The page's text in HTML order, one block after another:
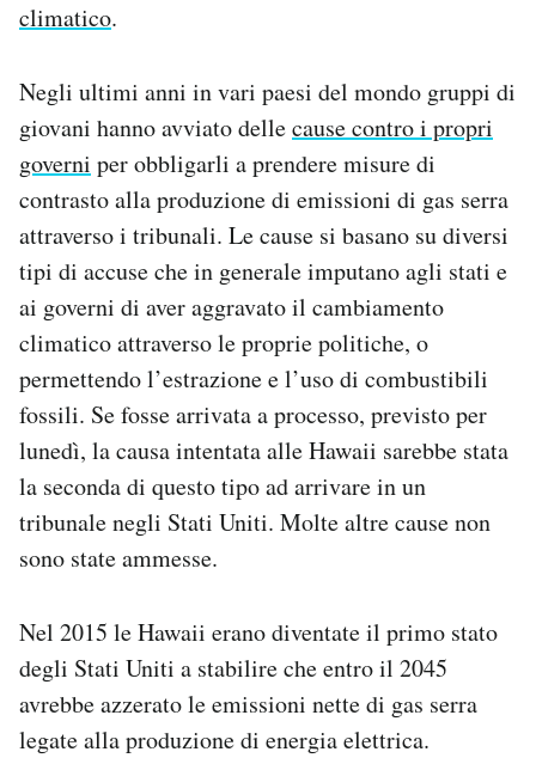
climatico.
Negli ultimi anni in vari paesi del mondo gruppi di
giovani hanno avviato dellecause contro i propri
governi per obbligarli a prendere misure di
contrasto alla produzione di emissioni di gas serra
attraverso i tribunali. Le cause si basano su diversi
tipi di accuse che in generale imputano agli stati e
ai governi di aver aggravato il cambiamento
climatico attraverso le proprie politiche, o
permettendo l’estrazione e l’uso di combustibili
fossili. Se fosse arrivata a processo, previsto per
lunedì, la causa intentata alle Hawaii sarebbe stata
la seconda di questo tipo ad arrivare in un
tribunale negli Stati Uniti. Molte altre cause non
sono state ammesse.
Nel 2015 le Hawaii erano diventate il primo stato
degli Stati Uniti a stabilire che entro il 2045
avrebbe azzerato le emissioni nette di gas serra
legate alla produzione di energia elettrica.